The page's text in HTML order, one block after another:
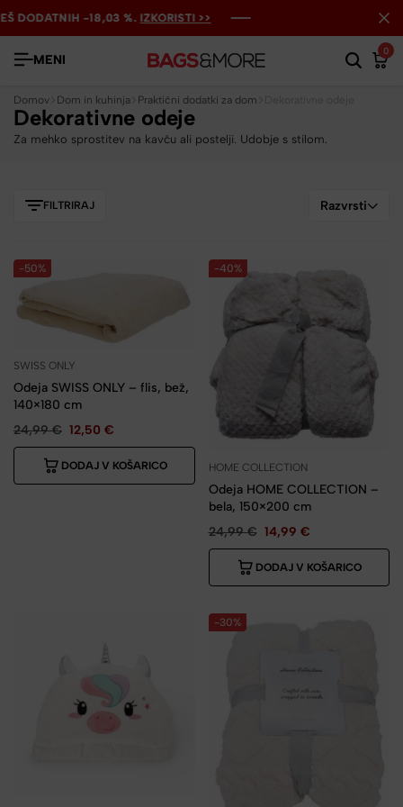
DODATNIH -18,03 %.IZKORISTI >>
DODATNIH -18,03 %.IZKORISTI >>
DODATNIH -18,03 %.IZKORISTI >>
MENI
0
Dekorativne odeje
Domov Dom in kuhinja Praktični dodatki za dom
Za mehko sprostitev na kavču ali postelji. Udobje s stilom.
FILTRIRAJ Razvrsti
-50%
SWISS ONLY
Odeja SWISS ONLY – flis, bež,
140×180 cm
24,99€ 12,50 €
DODAJ V KOŠARICO
-40%
HOME COLLECTION
Odeja HOME COLLECTION –
bela, 150×200 cm
24,99€ 14,99 €
DODAJ V KOŠARICO
-30%